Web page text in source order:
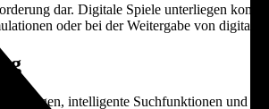
dar. Digitale Spiele unterliegen
oder bei der Weitergabe von
intelligente Suchfunktionen und